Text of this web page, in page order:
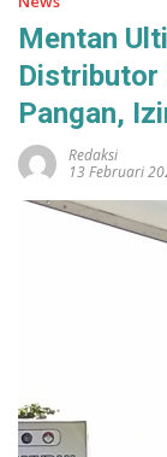
Mentan
Distributor
Pangan,
Redaksi
13 Februari